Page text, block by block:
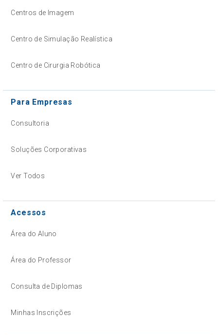
Centros de Imagem
Centro de Simulação Realística
Centro de Cirurgia Robótica
Para Empresas
Consultoria
Soluções Corporativas
Ver Todos
Acessos
Área do Aluno
Área do Professor
Consulta de Diplomas
Minhas Inscrições